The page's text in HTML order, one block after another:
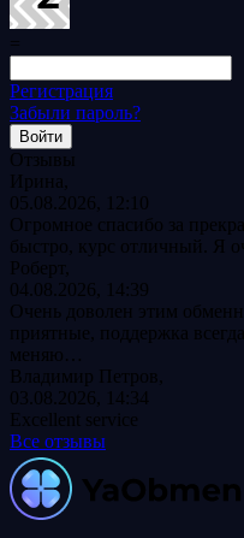
Регистрация
Забыли пароль?
Отзывы
Ирина,
05.08.2026, 12:10
Огромное спасибо за
быстро, курс отличный. Я
Роберт,
04.08.2026, 14:39
Очень доволен этим
приятные, поддержка
меняю…
Владимир Петров,
03.08.2026, 14:34
Excellent service
Все отзывы